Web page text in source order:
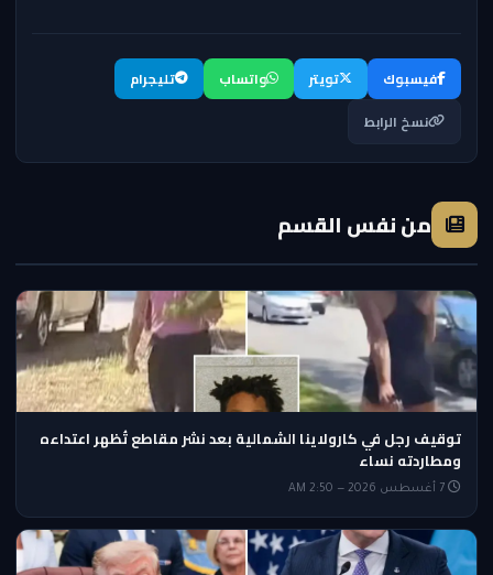
فيسبوك تويتر واتساب
تليجرام
نسخ الرابط
من نفس القسم
توقيف رجل في كارولاينا الشمالية بعد نشر مقاطع تُظهر اعتداءه
ومطاردته نساء